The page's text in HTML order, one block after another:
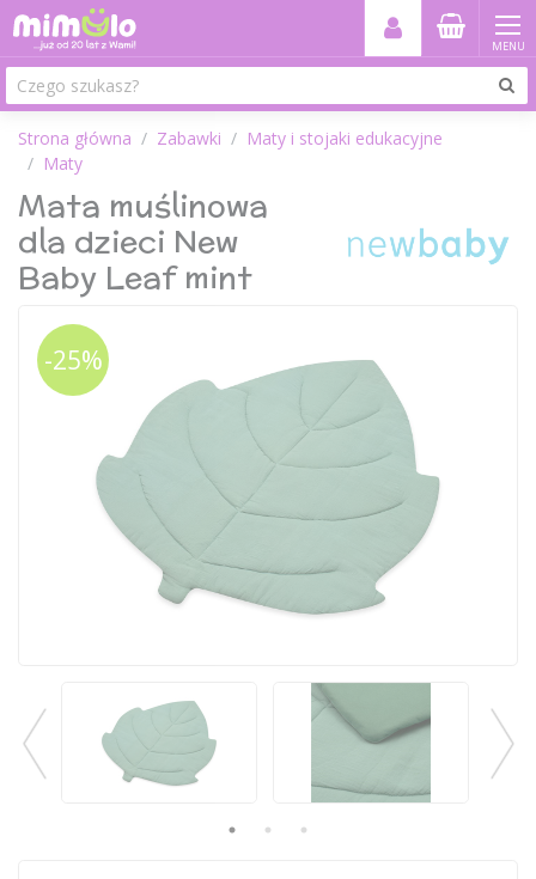
MENU
Strona główna Zabawki
Maty i stojaki edukacyjne
Maty
Mata muślinowa
dla dzieci New
Baby Leaf mint
-25%